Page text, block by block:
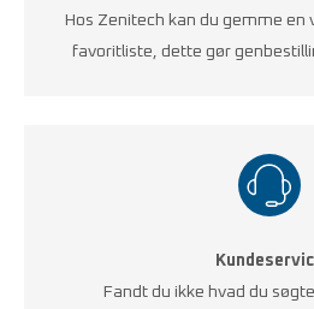
Hos Zenitech kan du gemme en
favoritliste, dette gør
Fandt du ikke hvad du